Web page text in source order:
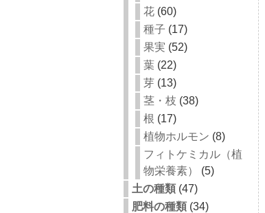
花 (60)
種子 (17)
果実 (52)
葉 (22)
芽 (13)
茎・枝 (38)
根 (17)
植物ホルモン (8)
フィトケミカル（植
物栄養素）
(5)
土の種類 (47)
肥料の種類 (34)